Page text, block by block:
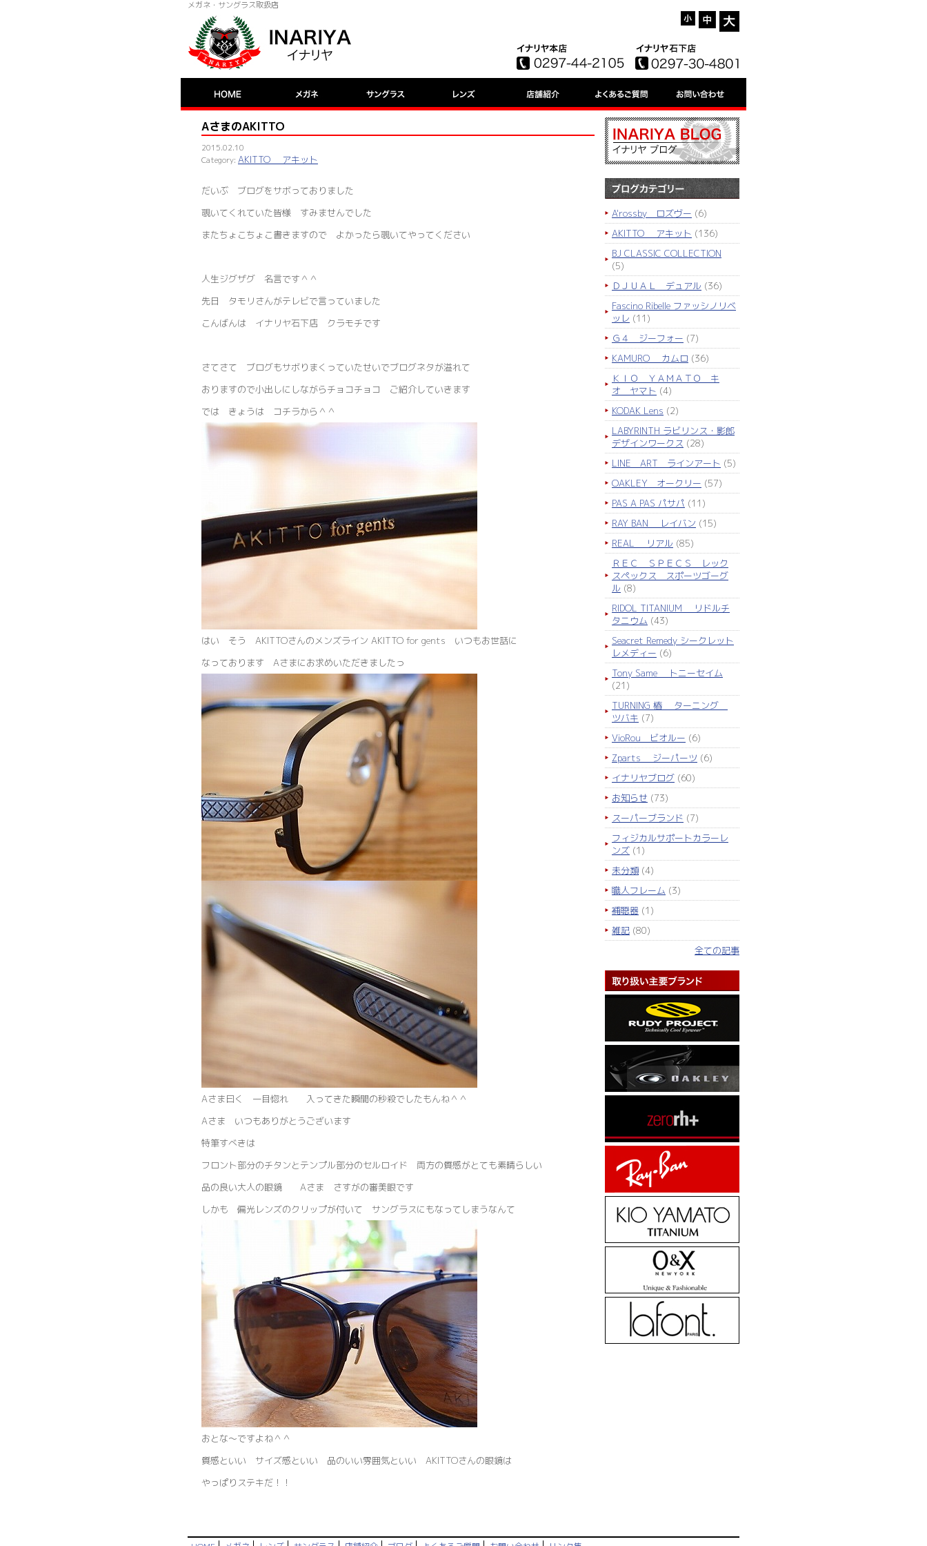
メガネ・サングラス取扱店
AさまのAKITTO
2015.02.10
AKITTO アキット
だいぶ ブログをサボっておりました
覗いてくれていた皆様 すみませんでした
またちょこちょこ書きますので よかったら覗いてやってください
人生ジグザグ 名言です＾＾
先日 タモリさんがテレビで言っていました
こんばんは イナリヤ石下店 クラモチです
さてさて ブログもサボりまくっていたせいでブログネタが溢れて
おりますので小出しにしながらチョコチョコ ご紹介していきます
では きょうは コチラから＾＾
はい そう AKITTOさんのメンズライン AKITTO for gents いつもお世話に
なっております Aさまにお求めいただきましたっ
Aさま曰く 一目惚れ 入ってきた瞬間の秒殺でしたもんね＾＾
Aさま いつもありがとうございます
特筆すべきは
フロント部分のチタンとテンプル部分のセルロイド 両方の質感がとても素晴らしい
品の良い大人の眼鏡 Aさま さすがの審美眼です
しかも 偏光レンズのクリップが付いて サングラスにもなってしまうなんて
おとな～ですよね＾＾
質感といい サイズ感といい 品のいい雰囲気といい AKITTOさんの眼鏡は
やっぱりステキだ！！
A'rossby ロズヴー (6)
AKITTO アキット (136)
BJ CLASSIC COLLECTION
(5)
ＤＪＵＡＬ デュアル (36)
Fascino Ribelle ファッシノリベ
ッレ (11)
Ｇ４ ジーフォー (7)
KAMURO カムロ (36)
ＫＩＯ ＹＡＭＡＴＯ キ
オ ヤマト (4)
KODAK Lens (2)
LABYRINTH ラビリンス・影郎
デザインワークス (28)
LINE ART ラインアート (5)
OAKLEY オークリー (57)
PAS A PAS パサパ (11)
RAY BAN レイバン (15)
REAL リアル (85)
ＲＥＣ ＳＰＥＣＳ レック
スペックス スポーツゴーグ
ル (8)
RIDOL TITANIUM リドルチ
タニウム (43)
Seacret Remedy シークレット
レメディー (6)
Tony Same トニーセイム
(21)
TURNING 椿 ターニング
ツバキ (7)
VioRou ビオルー (6)
Zparts ジーパーツ (6)
イナリヤブログ (60)
お知らせ (73)
スーパーブランド (7)
フィジカルサポートカラーレ
ンズ (1)
未分類 (4)
職人フレーム (3)
補聴器 (1)
雑記 (80)
全ての記事